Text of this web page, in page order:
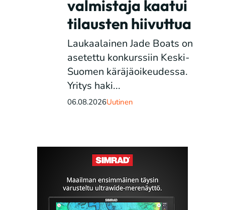
valmistaja kaatui
tilausten hiivuttua
Laukaalainen Jade Boats on
asetettu konkurssiin Keski-
Suomen käräjäoikeudessa.
Yritys haki...
06.08.2026Uutinen